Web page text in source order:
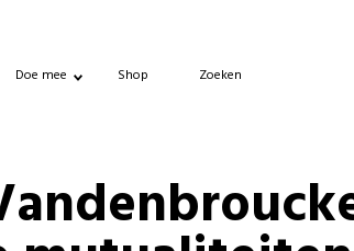
Doe mee Shop Zoeken